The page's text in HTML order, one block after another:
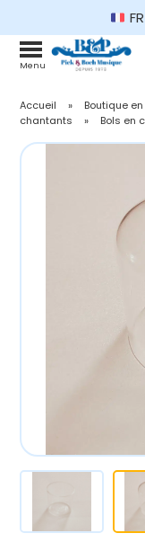
FR
Menu
Accueil » Boutique
chantants
» Bols en